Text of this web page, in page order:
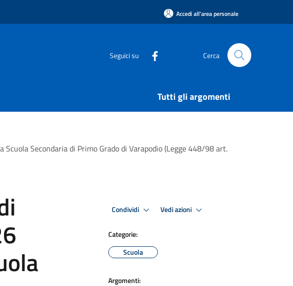
Accedi all'area personale
Seguici su Cerca
Tutti gli argomenti
Secondaria di Primo Grado di Varapodio (Legge 448/98 art.
Condividi Vedi azioni
Categorie:
Scuola
Argomenti: